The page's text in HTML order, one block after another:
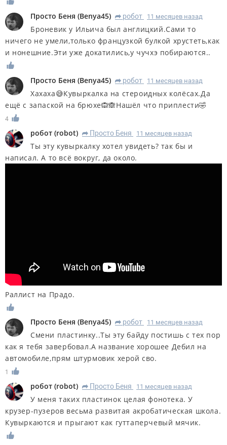
Просто Беня (Benya45) R робот 11 месяцев назад
Броневик у Ильича был англицкий.Сами то
ничего не умели,только французкой булкой хрустеть,как
и нонешние.Эти уже докатились,у чучхэ побираются..
Просто Беня (Benya45) R робот 11 месяцев назад
Хахаха😅Кувыркалка на стероидных колёсах.Да
ещё с запаской на брюхе🙉🙈Нашёл что приплести🤣
4
робот (robot) R Просто Беня 11 месяцев назад
Ты эту кувыркалку хотел увидеть? так бы и
написал. А то всё вокруг, да около.
Раллист на Прадо.
Просто Беня (Benya45) R робот 11 месяцев назад
Смени пластинку..Ты эту байду постишь с тех пор
как я тебя завербовал.А название хорошее Дебил на
автомобиле,прям штурмовик херой сво.
1
робот (robot) R Просто Беня 11 месяцев назад
У меня таких пластинок целая фонотека. У
крузер-пузеров весьма развитая акробатическая школа.
Кувыркаются и прыгают как гуттаперчевый мячик.